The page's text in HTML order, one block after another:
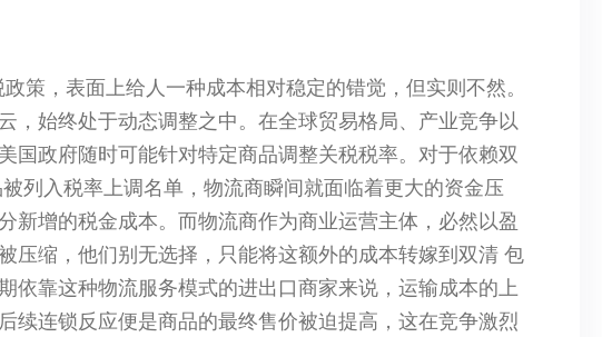
策，表面上给人一种成本相对稳定的错觉，但实则不然。
，始终处于动态调整之中。在全球贸易格局、产业竞争以
国政府随时可能针对特定商品调整关税税率。对于依赖双
列入税率上调名单，物流商瞬间就面临着更大的资金压
新增的税金成本。而物流商作为商业运营主体，必然以盈
压缩，他们别无选择，只能将这额外的成本转嫁到双清 包
依靠这种物流服务模式的进出口商家来说，运输成本的上
续连锁反应便是商品的最终售价被迫提高，这在竞争激烈